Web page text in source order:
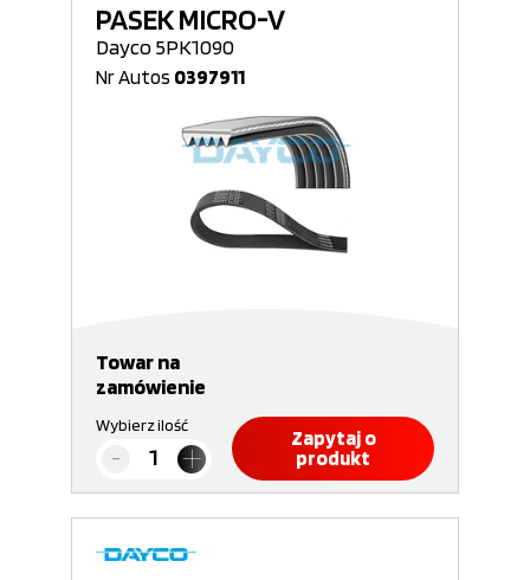
PASEK MICRO-V
Dayco 5PK1090
Nr Autos 0397911
Towar na
zamówienie
Wybierz ilość
Zapytaj o
produkt